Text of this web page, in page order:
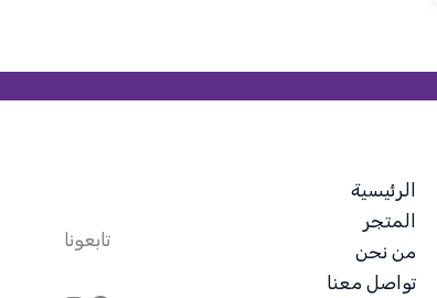
الرئيسية
المتجر
من نحن
تواصل معنا
تابعونا